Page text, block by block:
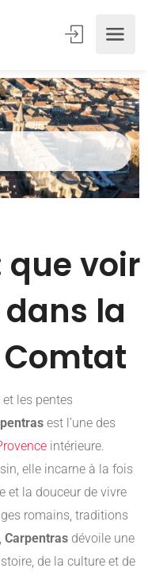
que voir
la
et les pentes
est l’une des
intérieure.
elle incarne à la fois
et la douceur de vivre
romains, traditions
Carpentras dévoile une
de la culture et de